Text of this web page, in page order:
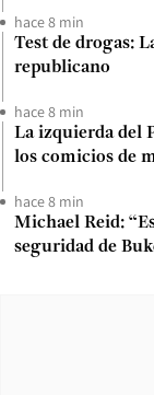
hace 8 min
Test de drogas:
republicano
hace 8 min
La izquierda del
los comicios de
hace 8 min
Michael Reid:
seguridad de